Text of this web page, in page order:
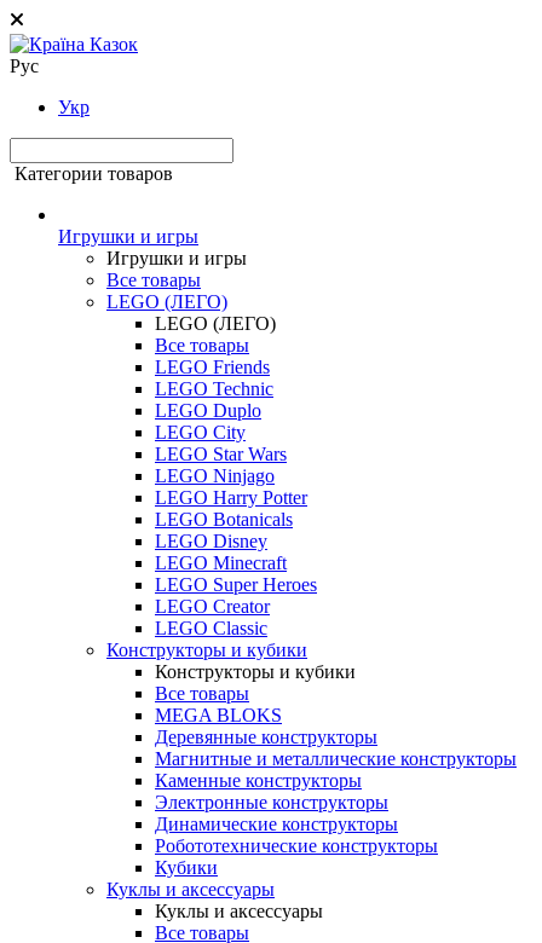
Рус
Укр
Категории товаров
Игрушки и игры
Игрушки и игры
Все товары
LEGO (ЛЕГО)
LEGO (ЛЕГО)
Все товары
LEGO Friends
LEGO Technic
LEGO Duplo
LEGO City
LEGO Star Wars
LEGO Ninjago
LEGO Harry Potter
LEGO Botanicals
LEGO Disney
LEGO Minecraft
LEGO Super Heroes
LEGO Creator
LEGO Classic
Конструкторы и кубики
Конструкторы и кубики
Все товары
MEGA BLOKS
Деревянные конструкторы
Магнитные и металлические конструкторы
Каменные конструкторы
Электронные конструкторы
Динамические конструкторы
Робототехнические конструкторы
Кубики
Куклы и аксессуары
Куклы и аксессуары
Все товары